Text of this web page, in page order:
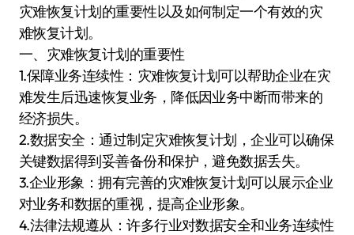
灾难恢复计划的重要性以及如何制定一个有效的灾
难恢复计划。
一、灾难恢复计划的重要性
1.保障业务连续性：灾难恢复计划可以帮助企业在灾
难发生后迅速恢复业务，降低因业务中断而带来的
经济损失。
2.数据安全：通过制定灾难恢复计划，企业可以确保
关键数据得到妥善备份和保护，避免数据丢失。
3.企业形象：拥有完善的灾难恢复计划可以展示企业
对业务和数据的重视，提高企业形象。
4.法律法规遵从：许多行业对数据安全和业务连续性